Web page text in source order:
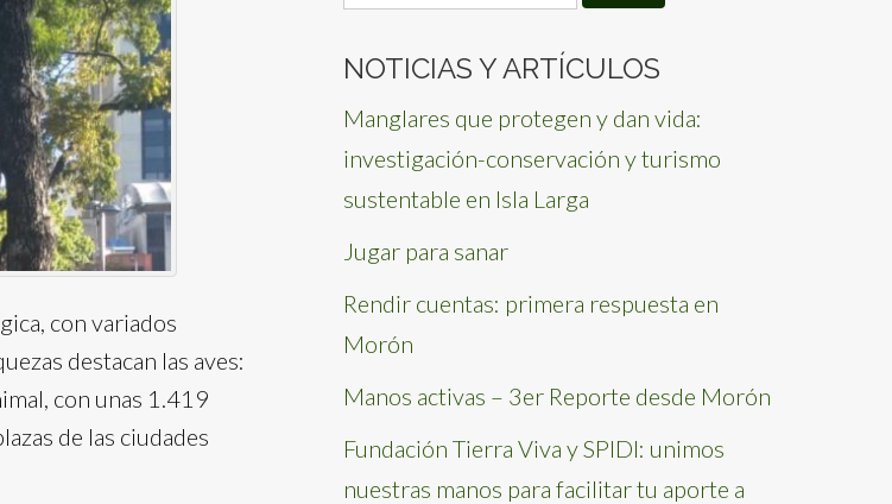
con variados
destacan las aves:
con unas 1.419
de las ciudades
for:
NOTICIAS Y ARTÍCULOS
Manglares que protegen y dan vida:
investigación-conservación y turismo
sustentable en Isla Larga
Jugar para sanar
Rendir cuentas: primera respuesta en
Morón
Manos activas – 3er Reporte desde Morón
Fundación Tierra Viva y SPIDI: unimos
nuestras manos para facilitar tu aporte a